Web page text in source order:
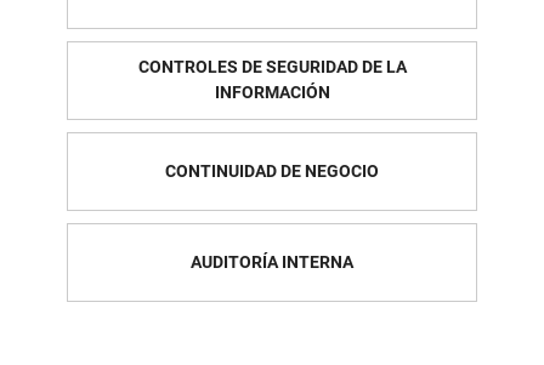
CONTROLES DE SEGURIDAD DE LA
INFORMACIÓN
CONTINUIDAD DE NEGOCIO
AUDITORÍA INTERNA